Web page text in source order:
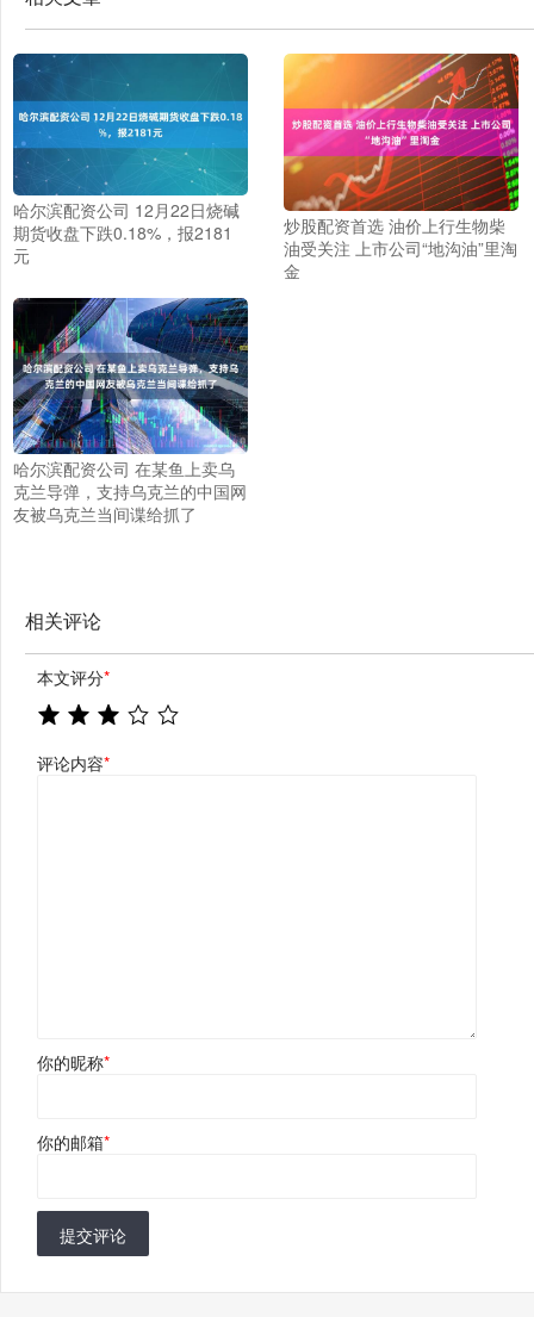
哈尔滨配资公司 12月22日烧碱
期货收盘下跌0.18%，报2181
元
炒股配资首选 油价上行生物柴
油受关注 上市公司“地沟油”里淘
金
哈尔滨配资公司 在某鱼上卖乌
克兰导弹，支持乌克兰的中国网
友被乌克兰当间谍给抓了
相关评论
本文评分*
评论内容*
你的昵称*
你的邮箱*
提交评论